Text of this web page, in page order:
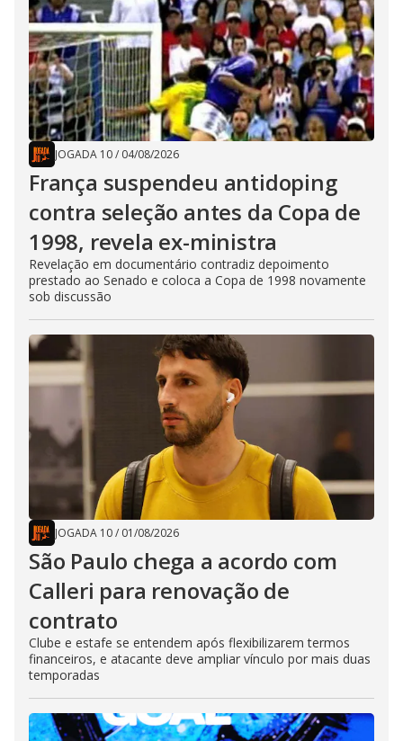
JOGADA 10/ 04/08/2026
França suspendeu antidoping
contra seleção antes da Copa de
1998, revela ex-ministra
Revelação em documentário contradiz depoimento
prestado ao Senado e coloca a Copa de 1998 novamente
sob discussão
JOGADA 10/ 01/08/2026
São Paulo chega a acordo com
Calleri para renovação de
contrato
Clube e estafe se entendem após flexibilizarem termos
financeiros, e atacante deve ampliar vínculo por mais duas
temporadas